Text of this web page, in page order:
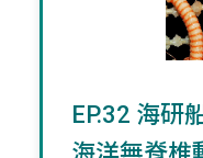
EP.32 海研